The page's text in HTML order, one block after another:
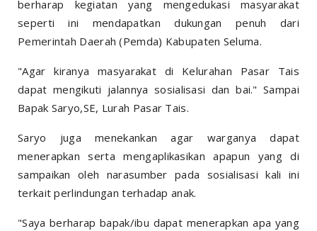
berharap kegiatan yang mengedukasi masyarakat
seperti ini mendapatkan dukungan penuh dari
Pemerintah Daerah (Pemda) Kabupaten Seluma.
"Agar kiranya masyarakat di Kelurahan Pasar Tais
dapat mengikuti jalannya sosialisasi dan bai." Sampai
Bapak Saryo,SE, Lurah Pasar Tais.
Saryo juga menekankan agar warganya dapat
menerapkan serta mengaplikasikan apapun yang di
sampaikan oleh narasumber pada sosialisasi kali ini
terkait perlindungan terhadap anak.
"Saya berharap bapak/ibu dapat menerapkan apa yang